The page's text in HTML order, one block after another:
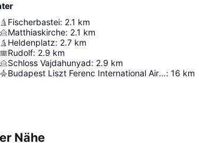
Fischerbastei: 2.1 km
Matthiaskirche: 2.1 km
Heldenplatz: 2.7 km
Rudolf: 2.9 km
Schloss Vajdahunyad: 2.9 km
Budapest Liszt Ferenc International Airport: 16 km
Nähe